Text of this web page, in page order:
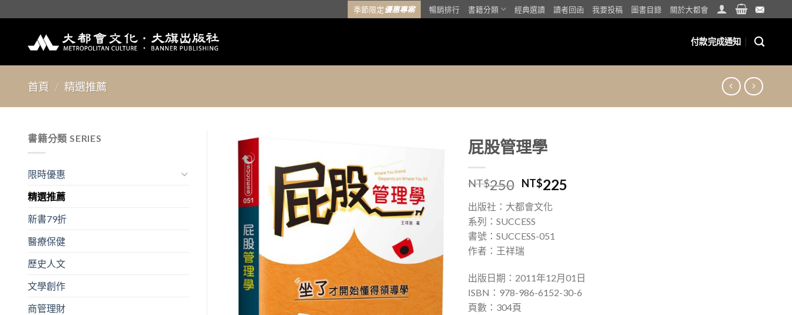
to
季節限定優惠專案 暢銷排行 書籍分類 經典選讀 讀者回函 我要投稿 圖書目錄 關於大都會
付款完成通知
首頁 / 精選推薦
「願
望清
單」
屁股管理學
NT$250 NT$225
出版社：大都會文化
系列：SUCCESS
書號：SUCCESS-051
作者：王祥瑞
出版日期：2011年12月01日
ISBN：978-986-6152-30-6
頁數：304頁
書籍分類 SERIES
限時優惠
精選推薦
新書79折
醫療保健
歷史人文
文學創作
商管理財